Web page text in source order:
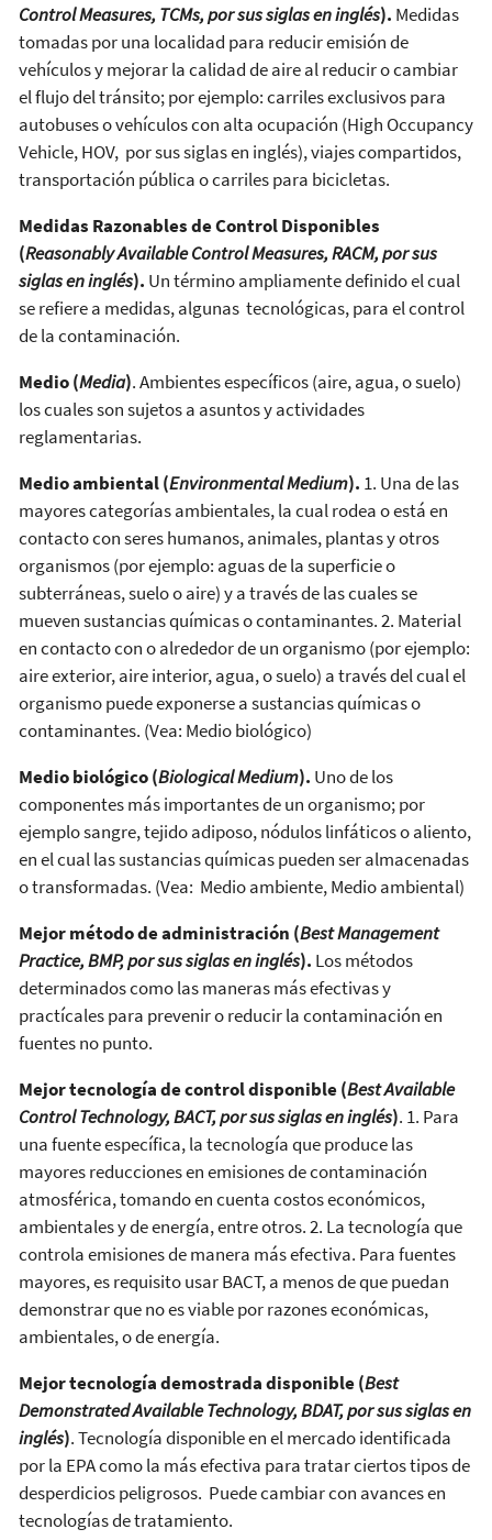
Control Measures, TCMs, por sus siglas en inglés). Medidas
tomadas por una localidad para reducir emisión de
vehículos y mejorar la calidad de aire al reducir o cambiar
el flujo del tránsito; por ejemplo: carriles exclusivos para
autobuses o vehículos con alta ocupación (High Occupancy
Vehicle, HOV, por sus siglas en inglés), viajes compartidos,
transportación pública o carriles para bicicletas.
Medidas Razonables de Control Disponibles
(Reasonably Available Control Measures, RACM, por sus
siglas en inglés). Un término ampliamente definido el cual
se refiere a medidas, algunas tecnológicas, para el control
de la contaminación.
Medio (Media). Ambientes específicos (aire, agua, o suelo)
los cuales son sujetos a asuntos y actividades
reglamentarias.
Medio ambiental (Environmental Medium). 1. Una de las
mayores categorías ambientales, la cual rodea o está en
contacto con seres humanos, animales, plantas y otros
organismos (por ejemplo: aguas de la superficie o
subterráneas, suelo o aire) y a través de las cuales se
mueven sustancias químicas o contaminantes. 2. Material
en contacto con o alrededor de un organismo (por ejemplo:
aire exterior, aire interior, agua, o suelo) a través del cual el
organismo puede exponerse a sustancias químicas o
contaminantes. (Vea: Medio biológico)
Medio biológico (Biological Medium). Uno de los
componentes más importantes de un organismo; por
ejemplo sangre, tejido adiposo, nódulos linfáticos o aliento,
en el cual las sustancias químicas pueden ser almacenadas
o transformadas. (Vea: Medio ambiente, Medio ambiental)
Mejor método de administración (Best Management
Practice, BMP, por sus siglas en inglés). Los métodos
determinados como las maneras más efectivas y
practícales para prevenir o reducir la contaminación en
fuentes no punto.
Mejor tecnología de control disponible (Best Available
Control Technology, BACT, por sus siglas en inglés). 1. Para
una fuente específica, la tecnología que produce las
mayores reducciones en emisiones de contaminación
atmosférica, tomando en cuenta costos económicos,
ambientales y de energía, entre otros. 2. La tecnología que
controla emisiones de manera más efectiva. Para fuentes
mayores, es requisito usar BACT, a menos de que puedan
demonstrar que no es viable por razones económicas,
ambientales, o de energía.
Mejor tecnología demostrada disponible (Best
Demonstrated Available Technology, BDAT, por sus siglas en
inglés). Tecnología disponible en el mercado identificada
por la EPA como la más efectiva para tratar ciertos tipos de
desperdicios peligrosos. Puede cambiar con avances en
tecnologías de tratamiento.